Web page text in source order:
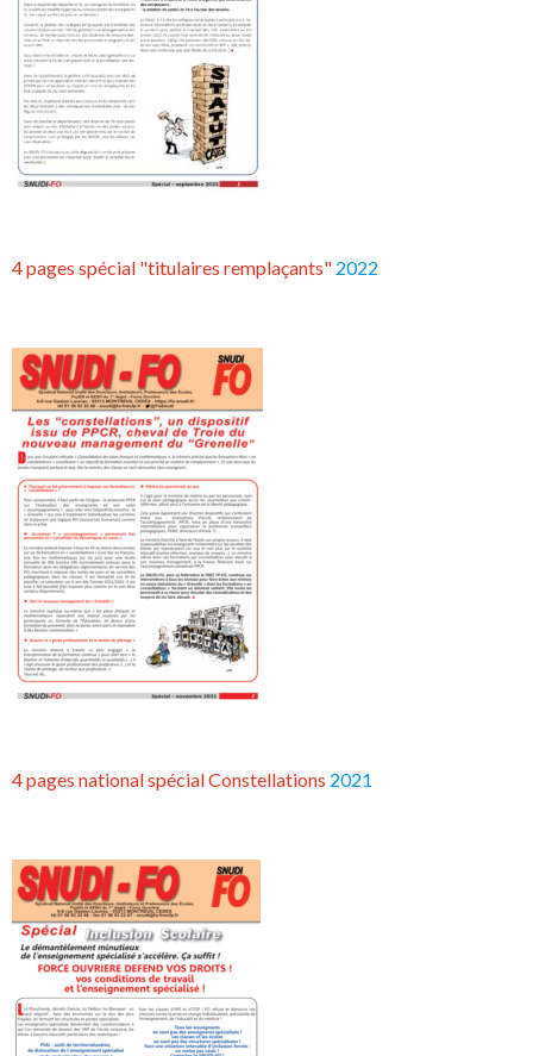
4 pages spécial "titulaires remplaçants" 2022
4 pages national spécial Constellations 2021